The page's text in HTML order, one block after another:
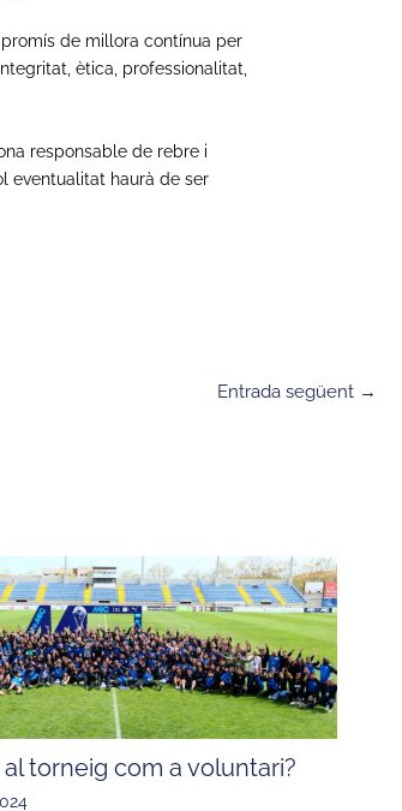
de millora contínua per
ètica, professionalitat,
responsable de rebre i
eventualitat haurà de ser
Entrada següent →
torneig com a voluntari?